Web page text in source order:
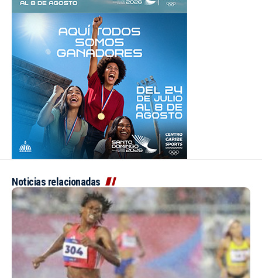
Noticias relacionadas